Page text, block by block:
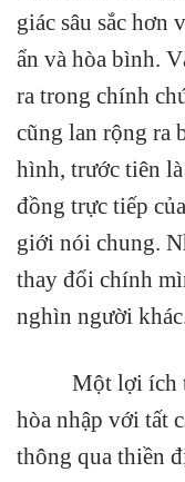
giác sâu sắc hơn
ẩn và hòa bình.
ra trong chính
cũng lan rộng ra
hình, trước tiên
đồng trực tiếp
giới nói chung.
thay đổi chính
nghìn người
Một lợi ích
hòa nhập với tất
thông qua thiền